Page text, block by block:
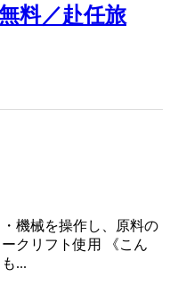
料／赴任旅
機械を操作し、原料の
クリフト使用 《こん
...